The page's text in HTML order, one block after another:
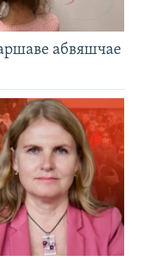
абвяшчае